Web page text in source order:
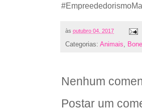
às outubro 04, 2017
Categorias: Animais,
Nenhum
Postar um